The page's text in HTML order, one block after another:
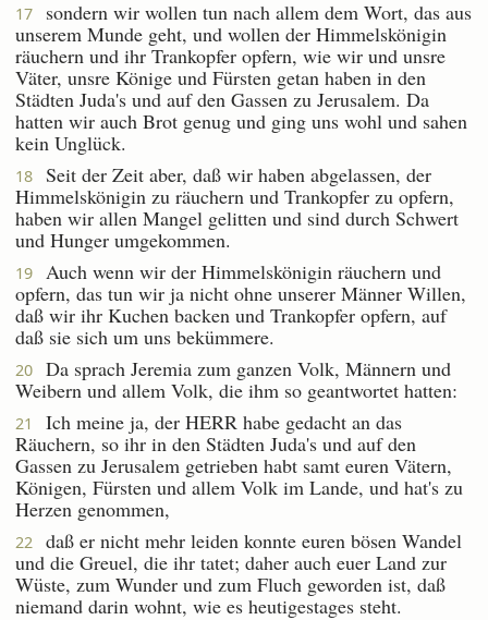
17
sondern wir wollen tun nach allem dem Wort, das aus
unserem Munde geht, und wollen der Himmelskönigin
räuchern und ihr Trankopfer opfern, wie wir und unsre
Väter, unsre Könige und Fürsten getan haben in den
Städten Juda's und auf den Gassen zu Jerusalem. Da
hatten wir auch Brot genug und ging uns wohl und sahen
kein Unglück.
18
Seit der Zeit aber, daß wir haben abgelassen, der
Himmelskönigin zu räuchern und Trankopfer zu opfern,
haben wir allen Mangel gelitten und sind durch Schwert
und Hunger umgekommen.
19
Auch wenn wir der Himmelskönigin räuchern und
opfern, das tun wir ja nicht ohne unserer Männer Willen,
daß wir ihr Kuchen backen und Trankopfer opfern, auf
daß sie sich um uns bekümmere.
20
Da sprach Jeremia zum ganzen Volk, Männern und
Weibern und allem Volk, die ihm so geantwortet hatten:
21
Ich meine ja, der HERR habe gedacht an das
Räuchern, so ihr in den Städten Juda's und auf den
Gassen zu Jerusalem getrieben habt samt euren Vätern,
Königen, Fürsten und allem Volk im Lande, und hat's zu
Herzen genommen,
22
daß er nicht mehr leiden konnte euren bösen Wandel
und die Greuel, die ihr tatet; daher auch euer Land zur
Wüste, zum Wunder und zum Fluch geworden ist, daß
niemand darin wohnt, wie es heutigestages steht.